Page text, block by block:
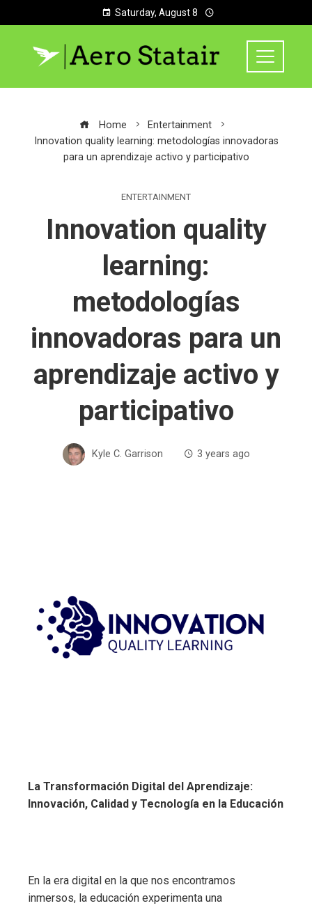
Saturday, August 8
Home
Entertainment
Innovation quality learning: metodologías innovadoras
para un aprendizaje activo y participativo
ENTERTAINMENT
Innovation quality
learning:
metodologías
innovadoras para un
aprendizaje activo y
participativo
Kyle C. Garrison 3 years ago
La Transformación Digital del Aprendizaje:
Innovación, Calidad y Tecnología en la Educación
En la era digital en la que nos encontramos
inmersos, la educación experimenta una